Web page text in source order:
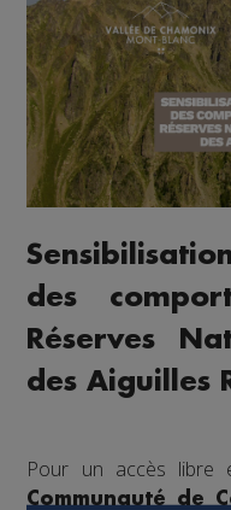
des
Réserves
des Aiguilles
Pour un accès libre
Communauté de